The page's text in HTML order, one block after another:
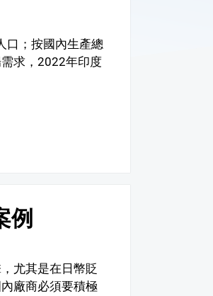
口；按國內生產總
求，2022年印度
例
尤其是在日幣貶
廠商必須要積極